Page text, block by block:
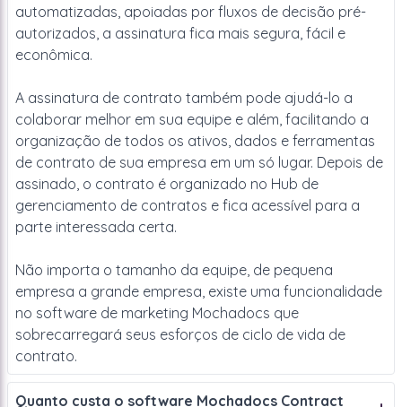
automatizadas, apoiadas por fluxos de decisão pré-
autorizados, a assinatura fica mais segura, fácil e
econômica.
A assinatura de contrato também pode ajudá-lo a
colaborar melhor em sua equipe e além, facilitando a
organização de todos os ativos, dados e ferramentas
de contrato de sua empresa em um só lugar. Depois de
assinado, o contrato é organizado no Hub de
gerenciamento de contratos e fica acessível para a
parte interessada certa.
Não importa o tamanho da equipe, de pequena
empresa a grande empresa, existe uma funcionalidade
no software de marketing Mochadocs que
sobrecarregará seus esforços de ciclo de vida de
contrato.
Quanto custa o software Mochadocs Contract